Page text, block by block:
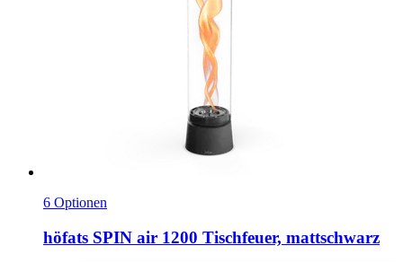
6 Optionen
höfats SPIN air 1200 Tischfeuer, mattschwarz